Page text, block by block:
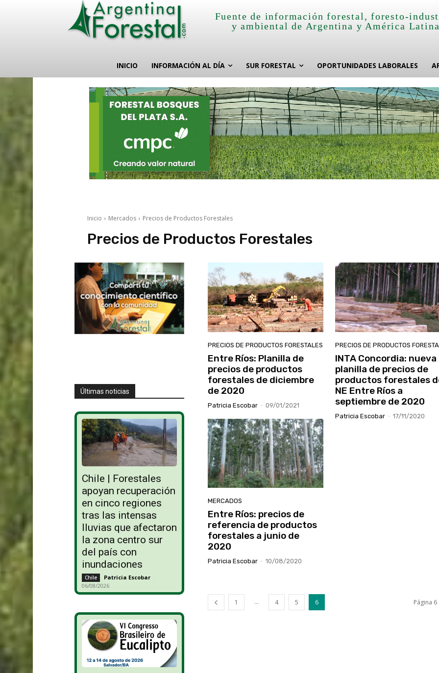
Fuente de información forestal, foresto-
y ambiental de Argentina y América
INICIO INFORMACIÓN AL DÍA SUR FORESTAL OPORTUNIDADES LABORALES
Inicio Mercados Precios de Productos Forestales
Precios de Productos Forestales
Últimas noticias
Chile | Forestales
apoyan recuperación
en cinco regiones
tras las intensas
lluvias que afectaron
la zona centro sur
del país con
inundaciones
Chile Patricia Escobar -
06/08/2026
PRECIOS DE PRODUCTOS FORESTALES
Entre Ríos: Planilla de
precios de productos
forestales de diciembre
de 2020
Patricia Escobar - 09/01/2021
PRECIOS DE PRODUCTOS
INTA Concordia: nueva
planilla de precios de
productos forestales
NE Entre Ríos a
septiembre de 2020
Patricia Escobar - 17/11/2020
MERCADOS
Entre Ríos: precios de
referencia de productos
forestales a junio de
2020
Patricia Escobar - 10/08/2020
1 ... 4 5 6 Página